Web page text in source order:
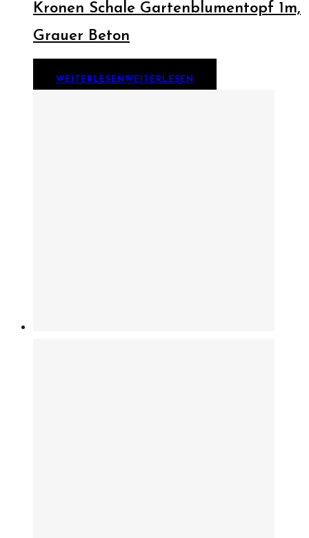
Kronen Schale Gartenblumentopf 1m,
Grauer Beton
WEITERLESEN WEITERLESEN